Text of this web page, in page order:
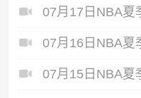
07月17日NBA夏
07月15日NBA夏